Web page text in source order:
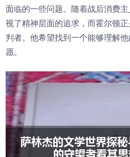
面临的一些问题。随着战后消费
视了精神层面的追求，而霍尔顿
判者。他希望找到一个能够理解
愿。